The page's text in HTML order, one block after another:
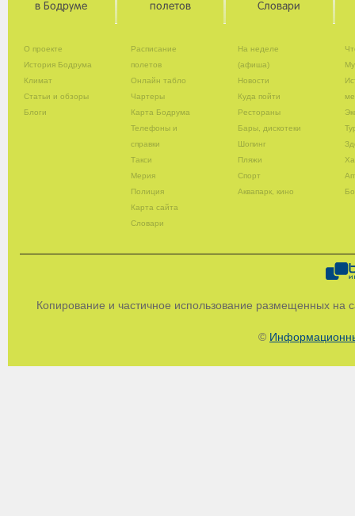
в Бодруме
полетов
Словари
О проекте
История Бодрума
Климат
Статьи и обзоры
Блоги
Расписание
полетов
Онлайн табло
Чартеры
Карта Бодрума
Телефоны и
справки
Такси
Мерия
Полиция
Карта сайта
Словари
На неделе
(афиша)
Новости
Куда пойти
Рестораны
Бары, дискотеки
Шопинг
Пляжи
Спорт
Аквапарк, кино
Копирование и частичное использование размещенных на
©